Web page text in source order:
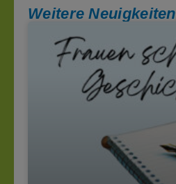
Weitere Neuigkeiten